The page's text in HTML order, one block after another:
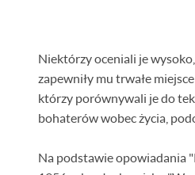
Niektórzy oceniali je
zapewniły mu trwałe
którzy porównywali je do
bohaterów wobec życia,
Na podstawie opowiadania